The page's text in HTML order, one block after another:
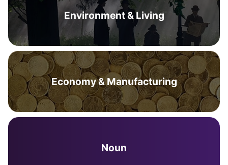
Environment & Living
Economy & Manufacturing
Noun